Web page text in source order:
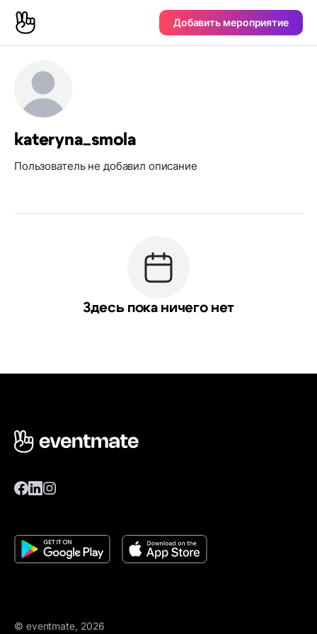
Добавить мероприятие
kateryna_smola
Пользователь не добавил описание
Здесь пока ничего нет
© eventmate, 2026